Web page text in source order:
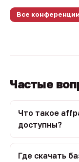
Все конференции
Частые
Что такое
доступны?
Где скачать